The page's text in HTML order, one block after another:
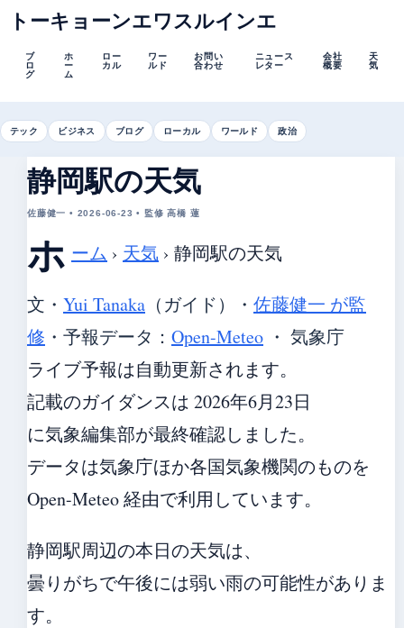
トーキョーンエワスルインエ
ブ
ロ
グ
ホ
ー
ム
ロー
カル
ワー
ルド
お問い
合わせ
ニュース
レター
会社
概要
天
気
テック ビジネス ブログ ローカル ワールド 政治
静岡駅の天気
佐藤健一 • 2026-06-23 • 監修 高橋 蓮
ホ ーム › 天気 › 静岡駅の天気
文・ Yui Tanaka （ガイド） ・ 佐藤健一 が監
修 ・ 予報データ： Open-Meteo ・ 気象庁
ライブ予報は自動更新されます。
記載のガイダンスは 2026年6月23日
に気象編集部が最終確認しました。
データは気象庁ほか各国気象機関のものを
Open-Meteo 経由で利用しています。
静岡駅周辺の本日の天気は、
曇りがちで午後には弱い雨の可能性がありま
す。